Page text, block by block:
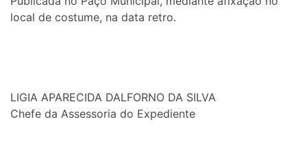
local de costume, na data retro.
LIGIA APARECIDA DALFORNO DA SILVA
Chefe da Assessoria do Expediente